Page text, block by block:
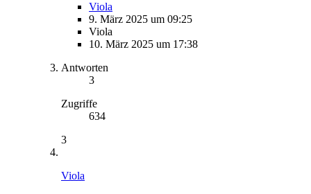
Viola
9. März 2025 um 09:25
Viola
10. März 2025 um 17:38
Antworten
3
Zugriffe
634
3
Viola